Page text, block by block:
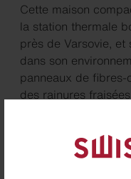
Cette maison
la station thermale
près de Varsovie,
dans son
panneaux de
des rainures
renforce la
sans pour autant